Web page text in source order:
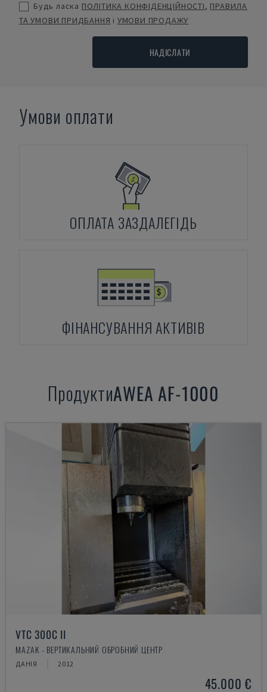
Будь ласка ПОЛІТИКА КОНФІДЕНЦІЙНОСТІ, ПРАВИЛА
ТА УМОВИ ПРИДБАННЯ і УМОВИ ПРОДАЖУ
НАДІСЛАТИ
Умови оплати
ОПЛАТА ЗАЗДАЛЕГІДЬ
ФІНАНСУВАННЯ АКТИВІВ
ПродуктиAWEA AF-1000
VTC 300C II
MAZAK - ВЕРТИКАЛЬНИЙ ОБРОБНИЙ ЦЕНТР
ДАНІЯ 2012
45.000 €